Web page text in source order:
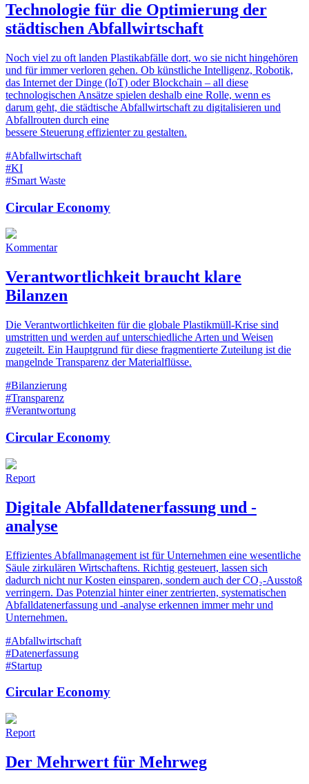
Technologie für die Optimierung der
städtischen Abfallwirtschaft
Noch viel zu oft landen Plastikabfälle dort, wo sie nicht hingehören
und für immer verloren gehen. Ob künstliche Intelligenz, Robotik,
das Internet der Dinge (IoT) oder Blockchain – all diese
technologischen Ansätze spielen deshalb eine Rolle, wenn es
darum geht, die städtische Abfallwirtschaft zu digitalisieren und
Abfallrouten durch eine
bessere Steuerung effizienter zu gestalten.
#Abfallwirtschaft
#KI
#Smart Waste
Circular Economy
Kommentar
Verantwortlichkeit braucht klare
Bilanzen
Die Verantwortlichkeiten für die globale Plastikmüll-Krise sind
umstritten und werden auf unterschiedliche Arten und Weisen
zugeteilt. Ein Hauptgrund für diese fragmentierte Zuteilung ist die
mangelnde Transparenz der Materialflüsse.
#Bilanzierung
#Transparenz
#Verantwortung
Circular Economy
Report
Digitale Abfalldatenerfassung und -
analyse
Effizientes Abfallmanagement ist für Unternehmen eine wesentliche
Säule zirkulären Wirtschaftens. Richtig gesteuert, lassen sich
dadurch nicht nur Kosten einsparen, sondern auch der CO₂-Ausstoß
verringern. Das Potenzial hinter einer zentrierten, systematischen
Abfalldatenerfassung und -analyse erkennen immer mehr und
Unternehmen.
#Abfallwirtschaft
#Datenerfassung
#Startup
Circular Economy
Report
Der Mehrwert für Mehrweg